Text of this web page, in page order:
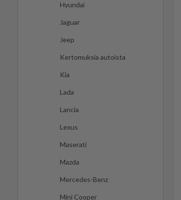
Hyundai
Jaguar
Jeep
Kertomuksia autoista
Kia
Lada
Lancia
Lexus
Maserati
Mazda
Mercedes-Benz
Mini Cooper